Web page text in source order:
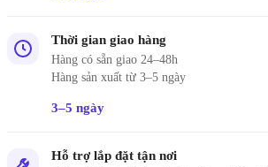
Thời gian giao hàng
Hàng có sẵn giao 24–48h
Hàng sản xuất từ 3–5 ngày
3–5 ngày
Hỗ trợ lắp đặt tận nơi